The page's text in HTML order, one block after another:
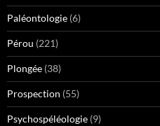
Paléontologie (6)
Pérou (221)
Plongée (38)
Prospection (55)
Psychospéléologie (9)